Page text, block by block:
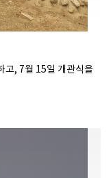
고, 7월 15일 개관식을